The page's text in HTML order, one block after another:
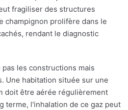
fragiliser des structures
champignon prolifère dans le
rendant le diagnostic
pas les constructions mais
Une habitation située sur une
doit être aérée régulièrement
terme, l'inhalation de ce gaz peut